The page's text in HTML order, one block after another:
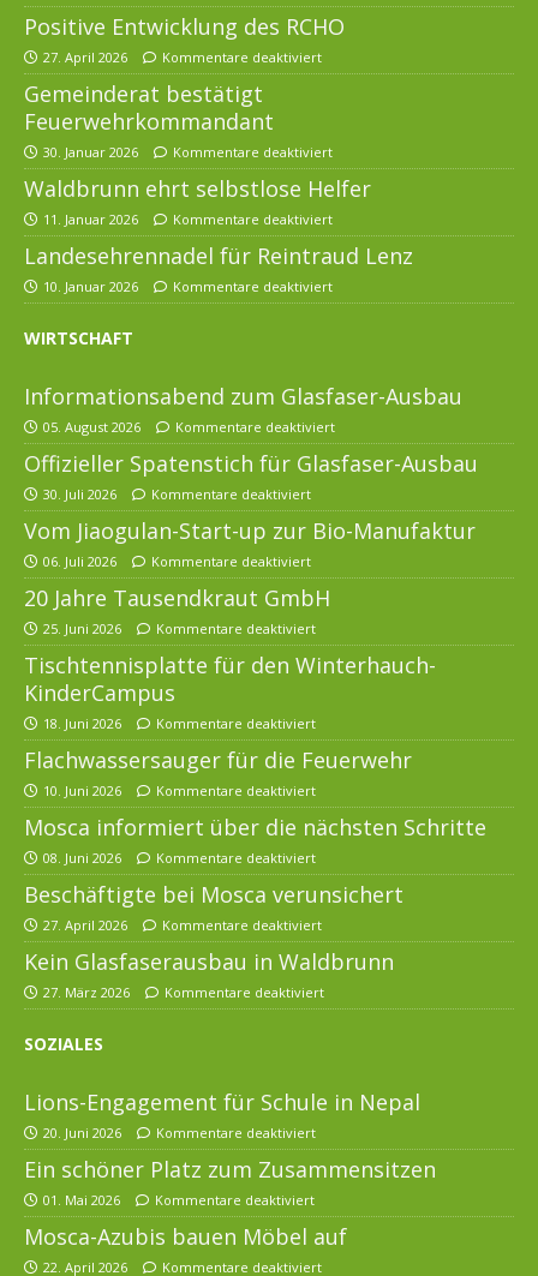
Positive Entwicklung des RCHO
27. April 2026 Kommentare deaktiviert
Gemeinderat bestätigt
Feuerwehrkommandant
30. Januar 2026 Kommentare deaktiviert
Waldbrunn ehrt selbstlose Helfer
11. Januar 2026 Kommentare deaktiviert
Landesehrennadel für Reintraud Lenz
10. Januar 2026 Kommentare deaktiviert
WIRTSCHAFT
Informationsabend zum Glasfaser-Ausbau
05. August 2026 Kommentare deaktiviert
Offizieller Spatenstich für Glasfaser-Ausbau
30. Juli 2026 Kommentare deaktiviert
Vom Jiaogulan-Start-up zur Bio-Manufaktur
06. Juli 2026 Kommentare deaktiviert
20 Jahre Tausendkraut GmbH
25. Juni 2026 Kommentare deaktiviert
Tischtennisplatte für den Winterhauch-
KinderCampus
18. Juni 2026 Kommentare deaktiviert
Flachwassersauger für die Feuerwehr
10. Juni 2026 Kommentare deaktiviert
Mosca informiert über die nächsten Schritte
08. Juni 2026 Kommentare deaktiviert
Beschäftigte bei Mosca verunsichert
27. April 2026 Kommentare deaktiviert
Kein Glasfaserausbau in Waldbrunn
27. März 2026 Kommentare deaktiviert
SOZIALES
Lions-Engagement für Schule in Nepal
20. Juni 2026 Kommentare deaktiviert
Ein schöner Platz zum Zusammensitzen
01. Mai 2026 Kommentare deaktiviert
Mosca-Azubis bauen Möbel auf
22. April 2026 Kommentare deaktiviert